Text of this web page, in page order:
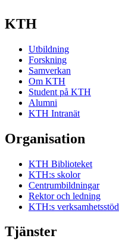
KTH
Utbildning
Forskning
Samverkan
Om KTH
Student på KTH
Alumni
KTH Intranät
Organisation
KTH Biblioteket
KTH:s skolor
Centrumbildningar
Rektor och ledning
KTH:s verksamhetsstöd
Tjänster